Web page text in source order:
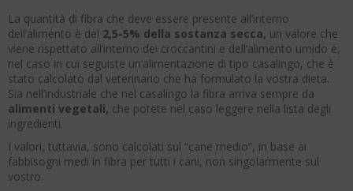
La quantità di fibra che deve essere presente all’interno
dell’alimento è del 2,5-5% della sostanza secca, un valore che
viene rispettato all’interno dei croccantini e dell’alimento umido e,
nel caso in cui seguiste un’alimentazione di tipo casalingo, che è
stato calcolato dal veterinario che ha formulato la vostra dieta.
Sia nell’industriale che nel casalingo la fibra arriva sempre da
alimenti vegetali, che potete nel caso leggere nella lista degli
ingredienti.
I valori, tuttavia, sono calcolati sul “cane medio”, in base ai
fabbisogni medi in fibra per tutti i cani, non singolarmente sul
vostro.